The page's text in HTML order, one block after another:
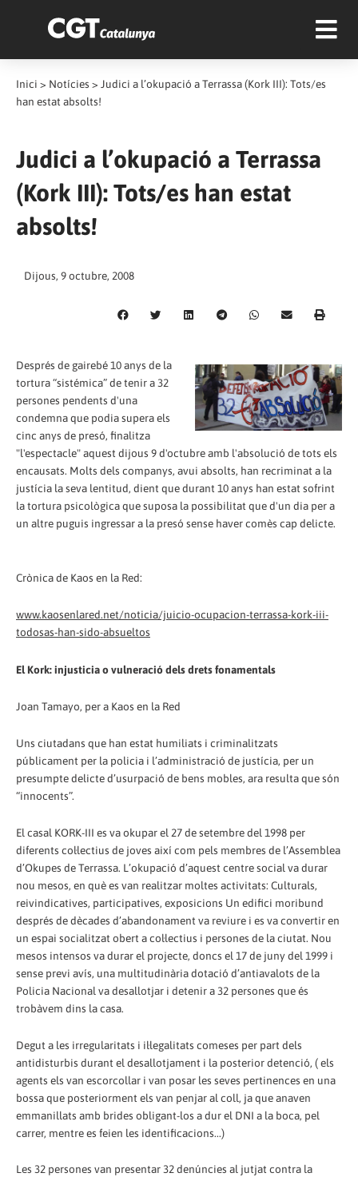
Inici > Notícies > Judici a l’okupació a Terrassa (Kork III): Tots/es
han estat absolts!
Judici a l’okupació a Terrassa
(Kork III): Tots/es han estat
absolts!
Dijous, 9 octubre, 2008
Després de gairebé 10 anys de la
tortura “sistémica” de tenir a 32
persones pendents d'una
condemna que podia supera els
cinc anys de presó, finalitza
"l'espectacle" aquest dijous 9 d'octubre amb l'absolució de tots els
encausats. Molts dels companys, avui absolts, han recriminat a la
justícia la seva lentitud, dient que durant 10 anys han estat sofrint
la tortura psicològica que suposa la possibilitat que d'un dia per a
un altre puguis ingressar a la presó sense haver comès cap delicte.
Crònica de Kaos en la Red:
www.kaosenlared.net/noticia/juicio-ocupacion-terrassa-kork-iii-
todosas-han-sido-absueltos
El Kork: injusticia o vulneració dels drets fonamentals
Joan Tamayo, per a Kaos en la Red
Uns ciutadans que han estat humiliats i criminalitzats
públicament per la policia i l’administració de justícia, per un
presumpte delicte d’usurpació de bens mobles, ara resulta que són
“innocents”.
El casal KORK-III es va okupar el 27 de setembre del 1998 per
diferents col·lectius de joves així com pels membres de l’Assemblea
d’Okupes de Terrassa. L’okupació d’aquest centre social va durar
nou mesos, en què es van realitzar moltes activitats: Culturals,
reivindicatives, participatives, exposicions Un edifici moribund
després de dècades d’abandonament va reviure i es va convertir en
un espai socialitzat obert a col·lectius i persones de la ciutat. Nou
mesos intensos va durar el projecte, doncs el 17 de juny del 1999 i
sense previ avís, una multitudinària dotació d’antiavalots de la
Policia Nacional va desallotjar i detenir a 32 persones que és
trobàvem dins la casa.
Degut a les irregularitats i il·legalitats comeses per part dels
antidisturbis durant el desallotjament i la posterior detenció, ( els
agents els van escorcollar i van posar les seves pertinences en una
bossa que posteriorment els van penjar al coll, ja que anaven
emmanillats amb brides obligant-los a dur el DNI a la boca, pel
carrer, mentre es feien les identificacions...)
Les 32 persones van presentar 32 denúncies al jutjat contra la